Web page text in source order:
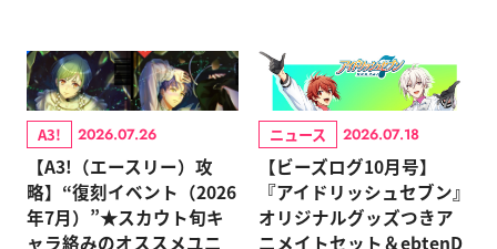
A3! 2026.07.26
【A3!（エースリー）攻
略】“復刻イベント（2026
年7月）”★スカウト旬キ
ャラ絡みのオススメユニ
ニュース 2026.07.18
【ビーズログ10月号】
『アイドリッシュセブン』
オリジナルグッズつきア
ニメイトセット＆ebtenD